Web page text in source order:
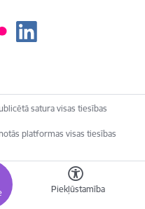
Piekļūstamība
satura visas tiesības
platformas visas tiesības